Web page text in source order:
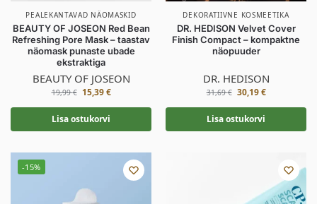
PEALEKANTAVAD NÄOMASKID
BEAUTY OF JOSEON Red Bean
Refreshing Pore Mask – taastav
näomask punaste ubade
ekstraktiga
BEAUTY OF JOSEON
19,99€ 15,39€
Lisa ostukorvi
DEKORATIIVNE KOSMEETIKA
DR. HEDISON Velvet Cover
Finish Compact – kompaktne
näopuuder
DR. HEDISON
31,69€ 30,19€
Lisa ostukorvi
-15%